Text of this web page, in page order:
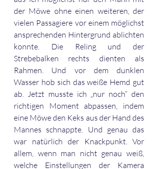
der Möwe ohne einen weiteren, der
vielen Passagiere vor einem möglichst
ansprechenden Hintergrund ablichten
konnte. Die Reling und der
Strebebalken rechts dienten als
Rahmen. Und vor dem dunklen
Wasser hob sich das weiße Hemd gut
ab. Jetzt musste ich „nur noch“ den
richtigen Moment abpassen, indem
eine Möwe den Keks aus der Hand des
Mannes schnappte. Und genau das
war natürlich der Knackpunkt. Vor
allem, wenn man nicht genau weiß,
welche Einstellungen der Kamera